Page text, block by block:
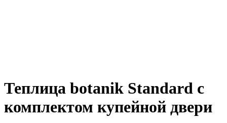
Теплица botanik Standard с
комплектом купейной двери